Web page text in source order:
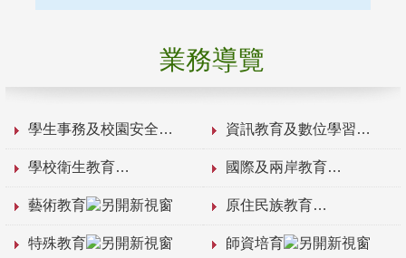
業務導覽
學生事務及校園安全 資訊教育及數位學習
學校衛生教育 國際及兩岸教育
藝術教育 原住民族教育
特殊教育 師資培育